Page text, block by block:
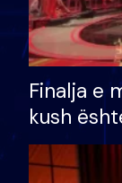
Finalja e
kush
shtëpinë
të fituar